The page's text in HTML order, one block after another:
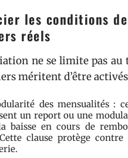
les conditions
réels
ne se limite pas au
méritent d’être
des mensualités :
un report ou une
baisse en cours de
clause protège